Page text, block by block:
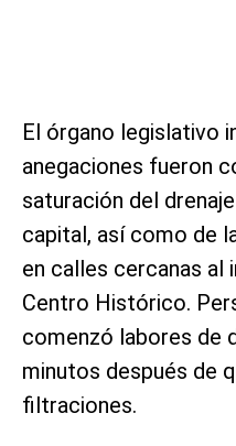
El órgano legislativo
anegaciones fueron
saturación del
capital, así como de
en calles cercanas al
Centro Histórico.
comenzó labores de
minutos después de
filtraciones.